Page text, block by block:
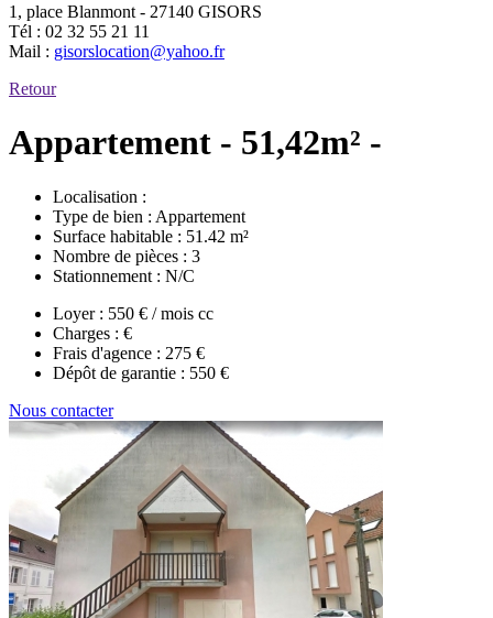
1, place Blanmont - 27140 GISORS
Tél : 02 32 55 21 11
Mail : gisorslocation@yahoo.fr
Retour
Appartement - 51,42m² -
Localisation :
Type de bien : Appartement
Surface habitable : 51.42 m²
Nombre de pièces : 3
Stationnement : N/C
Loyer : 550 € / mois cc
Charges : €
Frais d'agence : 275 €
Dépôt de garantie : 550 €
Nous contacter